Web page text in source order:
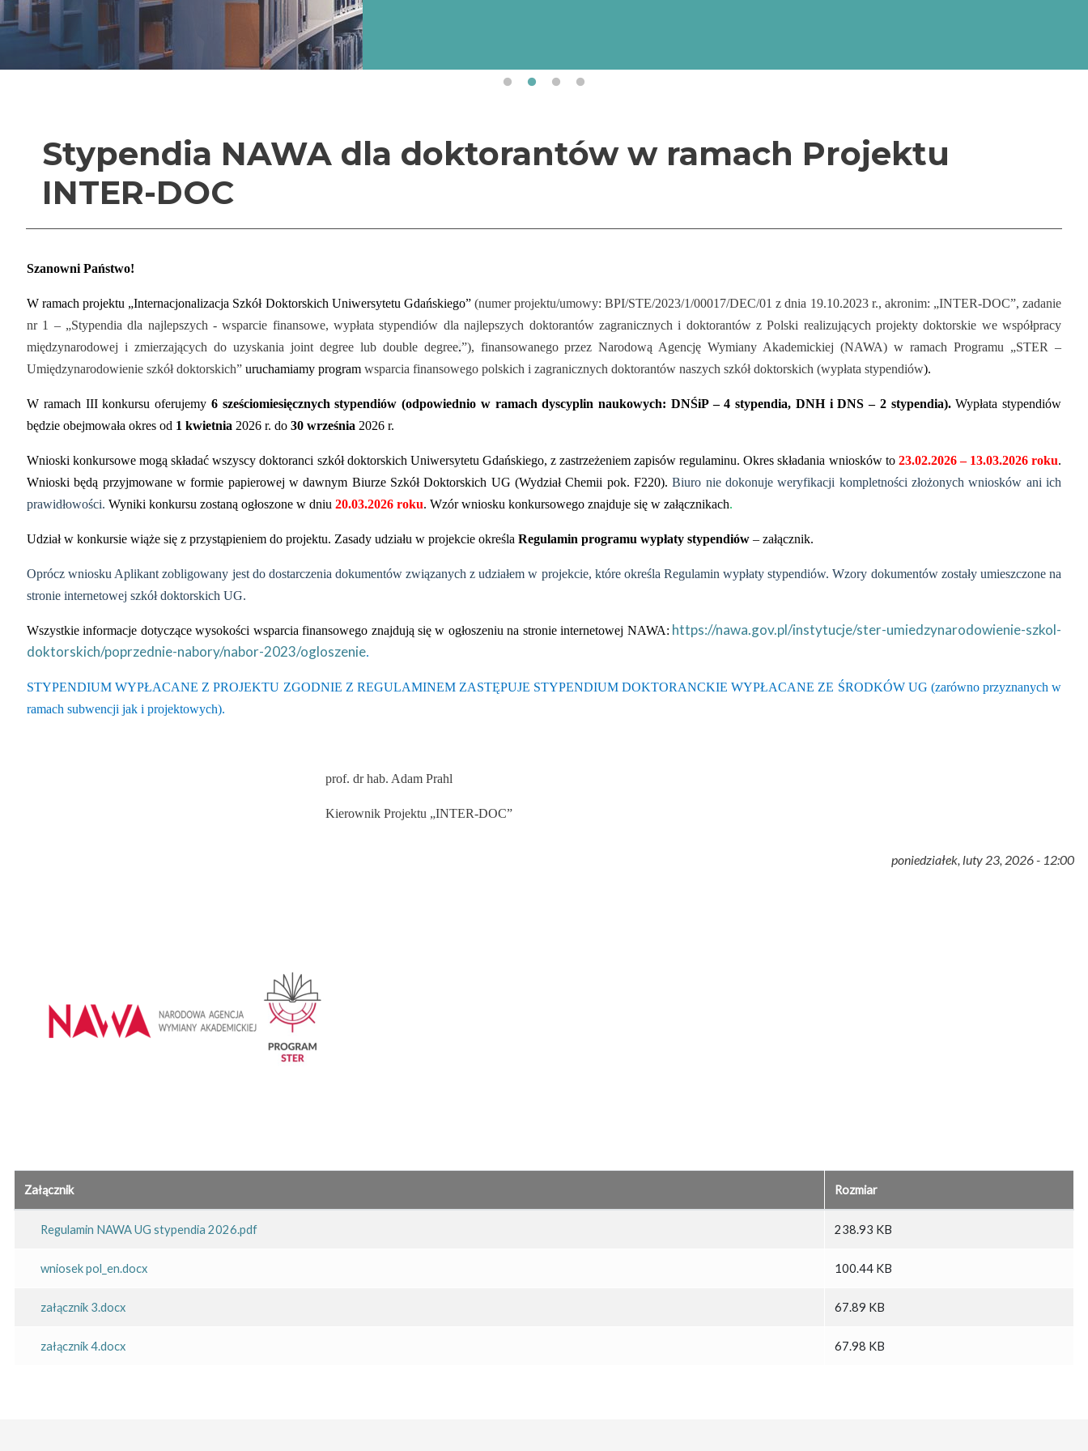
finansowany przez Narodową Agencję Wymiany Akademickiej (NAWA) w
Stypendia NAWA dla doktorantów w ramach Projektu
INTER-DOC
Szanowni Państwo!
W ramach projektu „Internacjonalizacja Szkół Doktorskich Uniwersytetu Gdańskiego” (numer projektu/umowy: BPI/STE/2023/1/00017/DEC/01 z dnia 19.10.2023 r., akronim: „INTER-DOC”, zadanie
nr 1 – „Stypendia dla najlepszych - wsparcie finansowe, wypłata stypendiów dla najlepszych doktorantów zagranicznych i doktorantów z Polski realizujących projekty doktorskie we współpracy
międzynarodowej i zmierzających do uzyskania joint degree lub double degree.”), finansowanego przez Narodową Agencję Wymiany Akademickiej (NAWA) w ramach Programu „STER –
Umiędzynarodowienie szkół doktorskich” uruchamiamy program wsparcia finansowego polskich i zagranicznych doktorantów naszych szkół doktorskich (wypłata stypendiów).
W ramach III konkursu oferujemy 6 sześciomiesięcznych stypendiów (odpowiednio w ramach dyscyplin naukowych: DNŚiP – 4 stypendia, DNH i DNS – 2 stypendia).Wypłata stypendiów
będzie obejmowała okres od 1 kwietnia 2026 r. do 30 września 2026 r.
Wnioski konkursowe mogą składać wszyscy doktoranci szkół doktorskich Uniwersytetu Gdańskiego, z zastrzeżeniem zapisów regulaminu. Okres składania wniosków to 23.02.2026 – 13.03.2026 roku.
Wnioski będą przyjmowane w formie papierowej w dawnym Biurze Szkół Doktorskich UG (Wydział Chemii pok. F220).Biuro nie dokonuje weryfikacji kompletności złożonych wniosków ani ich
prawidłowości. Wyniki konkursu zostaną ogłoszone w dniu 20.03.2026 roku. Wzór wniosku konkursowego znajduje się w załącznikach.
Udział w konkursie wiąże się z przystąpieniem do projektu. Zasady udziału w projekcie określa Regulamin programu wypłaty stypendiów – załącznik.
Oprócz wniosku Aplikant zobligowany jest do dostarczenia dokumentów związanych z udziałem w projekcie, które określa Regulamin wypłaty stypendiów. Wzory dokumentów zostały umieszczone na
stronie internetowej szkół doktorskich UG.
Wszystkie informacje dotyczące wysokości wsparcia finansowego znajdują się w ogłoszeniu na stronie internetowej NAWA: https://nawa.gov.pl/instytucje/ster-umiedzynarodowienie-szkol-
doktorskich/poprzednie-nabory/nabor-2023/ogloszenie.
STYPENDIUM WYPŁACANE Z PROJEKTU ZGODNIE Z REGULAMINEM ZASTĘPUJE STYPENDIUM DOKTORANCKIE WYPŁACANE ZE ŚRODKÓW UG (zarówno przyznanych w
ramach subwencji jak i projektowych).
prof. dr hab. Adam Prahl
Kierownik Projektu „INTER-DOC”
poniedziałek, luty 23, 2026 - 12:00
Załącznik Rozmiar
Regulamin NAWA UG stypendia 2026.pdf 238.93 KB
wniosek pol_en.docx 100.44 KB
załącznik 3.docx 67.89 KB
załącznik 4.docx 67.98 KB